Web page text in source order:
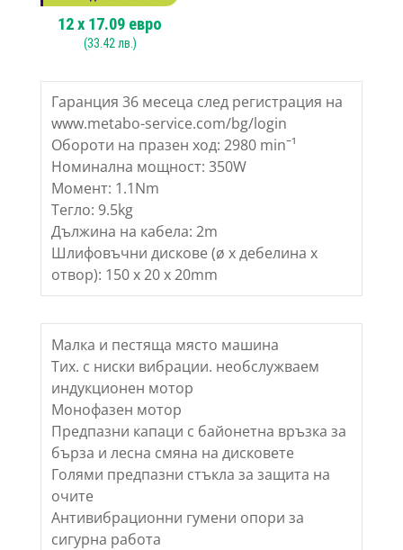
12x 17.09 евро
(33.42 лв.)
Гаранция 36 месеца след регистрация на
www.metabo-service.com/bg/login
Обороти на празен ход: 2980 minˉ¹
Номинална мощност: 350W
Момент: 1.1Nm
Тегло: 9.5kg
Дължина на кабела: 2m
Шлифовъчни дискове (ø x дебелина x
отвор): 150 x 20 x 20mm
Малка и пестяща място машина
Тих. с ниски вибрации. необслужваем
индукционен мотор
Монофазен мотор
Предпазни капаци с байонетна връзка за
бърза и лесна смяна на дисковете
Голями предпазни стъкла за защита на
очите
Антивибрационни гумени опори за
сигурна работа